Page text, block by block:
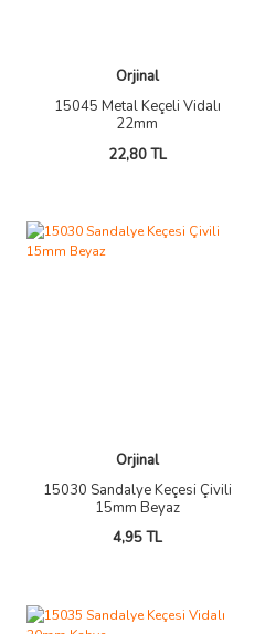
Orjinal
15045 Metal Keçeli Vidalı
22mm
22,80 TL
Orjinal
15030 Sandalye Keçesi Çivili
15mm Beyaz
4,95 TL